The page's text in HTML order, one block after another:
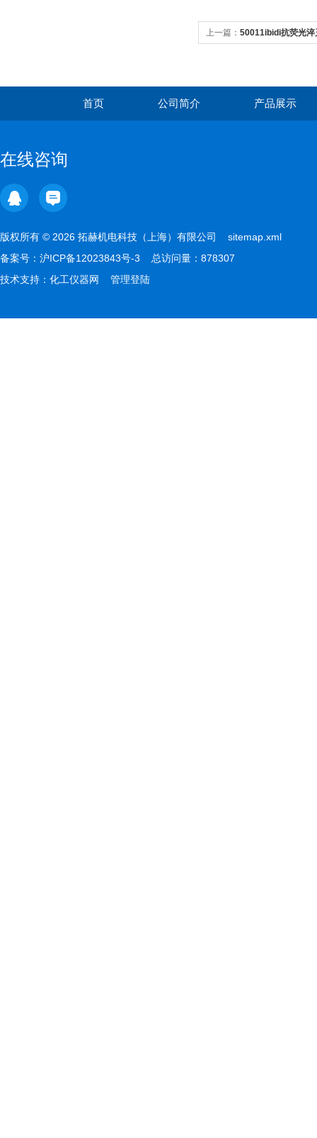
上一篇： 50011ibidi抗荧光
首页 公司简介 产品展示
在线咨询
版权所有 © 2026 拓赫机电科技（上海）有限公司 sitemap.xml
备案号： 沪ICP备12023843号-3 总访问量：878307
技术支持： 化工仪器网 管理登陆